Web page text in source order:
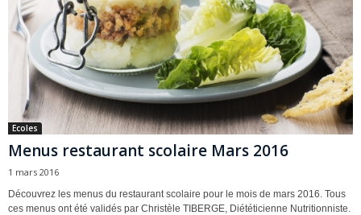
Ecoles
Menus restaurant scolaire Mars 2016
1 mars 2016
Découvrez les menus du restaurant scolaire pour le mois de mars 2016. Tous
ces menus ont été validés par Christèle TIBERGE, Diététicienne Nutritionniste.